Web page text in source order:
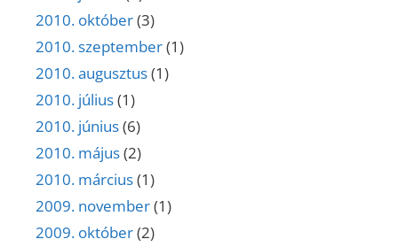
2010. október(3)
2010. szeptember(1)
2010. augusztus(1)
2010. július(1)
2010. június(6)
2010. május(2)
2010. március(1)
2009. november(1)
2009. október(2)